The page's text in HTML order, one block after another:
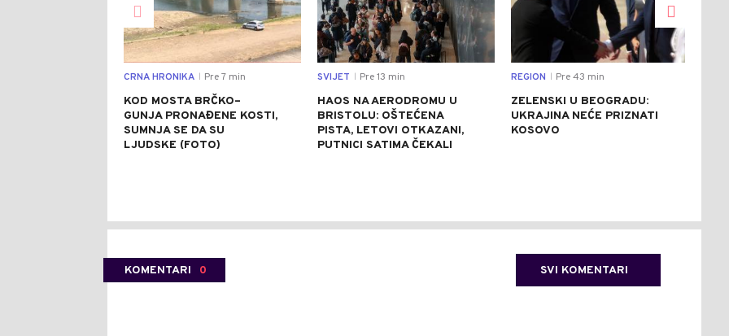
CRNA HRONIKA Pre 7 min
KOD MOSTA BRČKO–
GUNJA PRONAĐENE KOSTI,
SUMNJA SE DA SU
LJUDSKE (FOTO)
SVIJET Pre 13 min
HAOS NA AERODROMU U
BRISTOLU: OŠTEĆENA
PISTA, LETOVI OTKAZANI,
PUTNICI SATIMA ČEKALI
REGION Pre 43 min
ZELENSKI U BEOGRADU:
UKRAJINA NEĆE PRIZNATI
KOSOVO
KOMENTARI 0 SVI KOMENTARI